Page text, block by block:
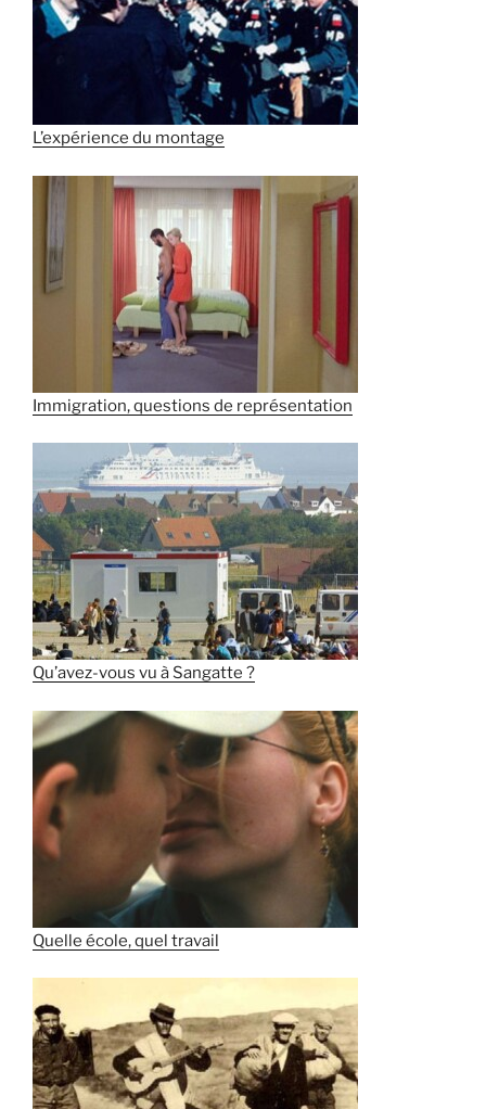
L’expérience du montage
Immigration, questions de représentation
Qu’avez-vous vu à Sangatte ?
Quelle école, quel travail